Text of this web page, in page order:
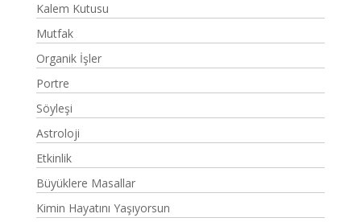
Kalem Kutusu
Mutfak
Organik İşler
Portre
Söyleşi
Astroloji
Etkinlik
Büyüklere Masallar
Kimin Hayatını Yaşıyorsun